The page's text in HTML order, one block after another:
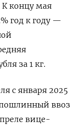
К концу мая
год к году —
за 1 кг.
с января 2025
ввоз
вице-